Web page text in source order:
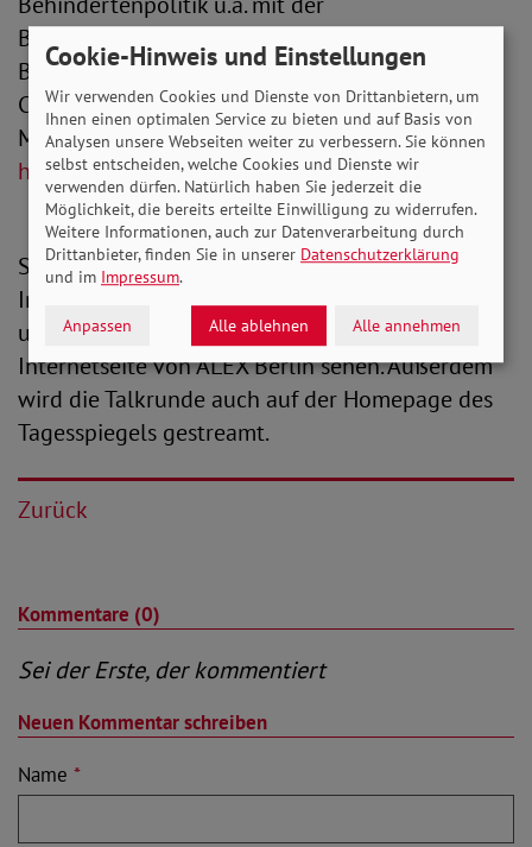
Bundesvorsitzenden der Lebenshilfe, Ex
Bundesgesundheitsministerin Ulla Schmidt und
Christina Marx aus dem Vorstand der Aktion
Mensch.
https://youtu.be/l3GSAd_jRBQ
SoVD.TV können Sie unter anderem über die
Internetseite des SoVD, den SoVD-Youtubekanal
und im Kabelprogramm bzw. über die
Internetseite von ALEX Berlin sehen. Außerdem
wird die Talkrunde auch auf der Homepage des
Tagesspiegels gestreamt.
Zurück
Kommentare (0)
Sei der Erste, der kommentiert
Neuen Kommentar schreiben
Name *
Cookie-Hinweis und Einstellungen
Wir verwenden Cookies und Dienste von Drittanbietern, um
Ihnen einen optimalen Service zu bieten und auf Basis von
Analysen unsere Webseiten weiter zu verbessern. Sie können
selbst entscheiden, welche Cookies und Dienste wir
verwenden dürfen. Natürlich haben Sie jederzeit die
Möglichkeit, die bereits erteilte Einwilligung zu widerrufen.
Weitere Informationen, auch zur Datenverarbeitung durch
Drittanbieter, finden Sie in unserer Datenschutzerklärung
und im Impressum.
Anpassen Alle ablehnen Alle annehmen